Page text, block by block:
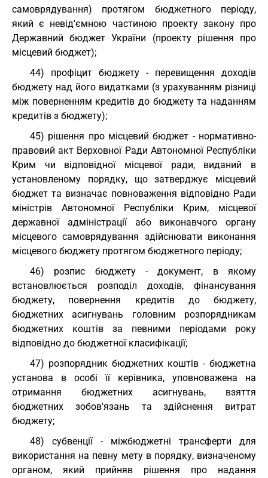
самоврядування) протягом бюджетного періоду,
який є невід'ємною частиною проекту закону про
Державний бюджет України (проекту рішення про
місцевий бюджет);
44) профіцит бюджету - перевищення доходів
бюджету над його видатками (з урахуванням різниці
між поверненням кредитів до бюджету та наданням
кредитів з бюджету);
45) рішення про місцевий бюджет - нормативно-
правовий акт Верховної Ради Автономної Республіки
Крим чи відповідної місцевої ради, виданий в
установленому порядку, що затверджує місцевий
бюджет та визначає повноваження відповідно Ради
міністрів Автономної Республіки Крим, місцевої
державної адміністрації або виконавчого органу
місцевого самоврядування здійснювати виконання
місцевого бюджету протягом бюджетного періоду;
46) розпис бюджету - документ, в якому
встановлюється розподіл доходів, фінансування
бюджету, повернення кредитів до бюджету,
бюджетних асигнувань головним розпорядникам
бюджетних коштів за певними періодами року
відповідно до бюджетної класифікації;
47) розпорядник бюджетних коштів - бюджетна
установа в особі її керівника, уповноважена на
отримання бюджетних асигнувань, взяття
бюджетних зобов'язань та здійснення витрат
бюджету;
48) субвенції - міжбюджетні трансферти для
використання на певну мету в порядку, визначеному
органом, який прийняв рішення про надання